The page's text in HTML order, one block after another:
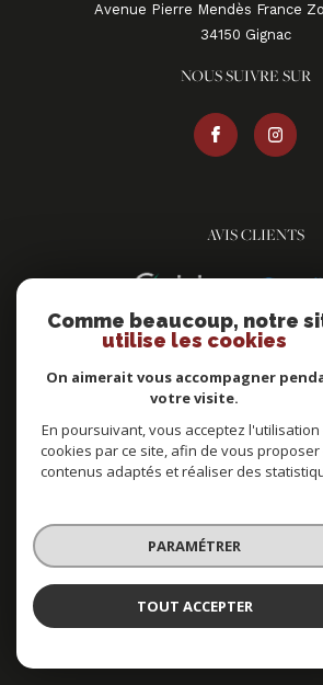
Avenue Pierre Mendès France
34150
gignac
NOUS SUIVRE SUR
AVIS CLIENTS
ADHÉRENTS
© 2026 | Tous droits réservés |
Google |
Plan du site
Mentions légales
Admin
Nos liens
Politique de
Politique RGPD
Comme beaucoup, notre
utilise les cookies
On aimerait vous accompagner
votre visite.
En poursuivant, vous acceptez l'utilisation
cookies par ce site, afin de vous proposer
contenus adaptés et réaliser des
PARAMÉTRER
TOUT ACCEPTER